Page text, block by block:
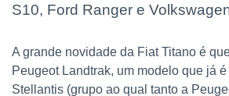
S10, Ford Ranger e
A grande novidade da Fiat Titano é
Peugeot Landtrak, um modelo que já
Stellantis (grupo ao qual tanto a